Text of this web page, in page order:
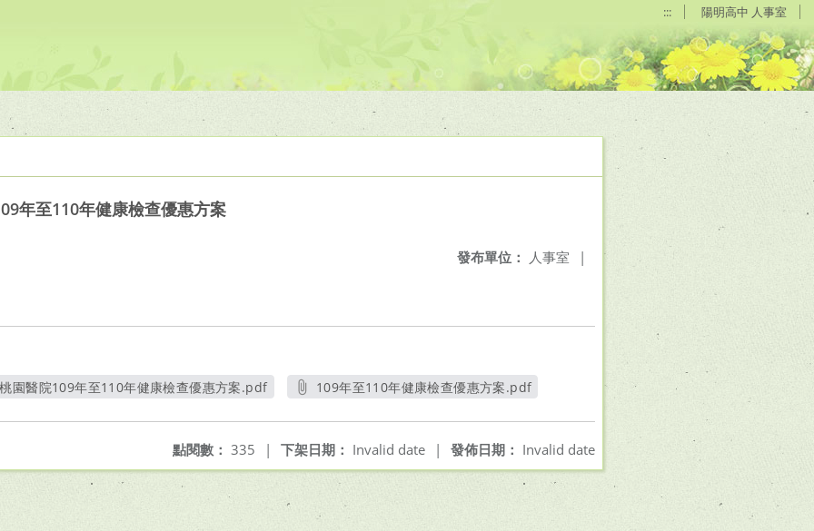
::: 陽明高中 人事室
年至110年健康檢查優惠方案
發布單位： 人事室 |
園醫院109年至110年健康檢查優惠方案.pdf
109年至110年健康檢查優惠方案.pdf
發佈日期： Invalid date
下架日期： Invalid date |
點閱數： 335 |